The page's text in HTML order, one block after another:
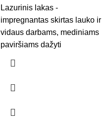
Lazurinis lakas -
impregnantas skirtas lauko ir
vidaus darbams, mediniams
paviršiams dažyti